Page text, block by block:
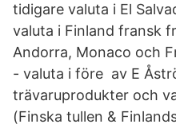
tidigare valuta i El
valuta i Finland fransk
Andorra, Monaco och
- valuta i före av E
trävaruprodukter och
(Finska tullen &